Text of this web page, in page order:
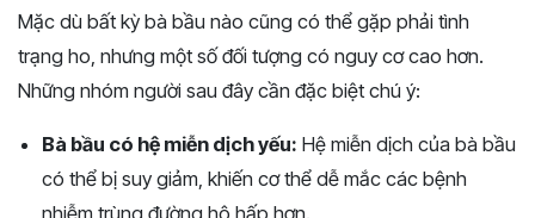
Mặc dù bất kỳ bà bầu nào cũng có thể gặp phải tình
trạng ho, nhưng một số đối tượng có nguy cơ cao hơn.
Những nhóm người sau đây cần đặc biệt chú ý:
Bà bầu có hệ miễn dịch yếu: Hệ miễn dịch của bà bầu
có thể bị suy giảm, khiến cơ thể dễ mắc các bệnh
nhiễm trùng đường hô hấp hơn.